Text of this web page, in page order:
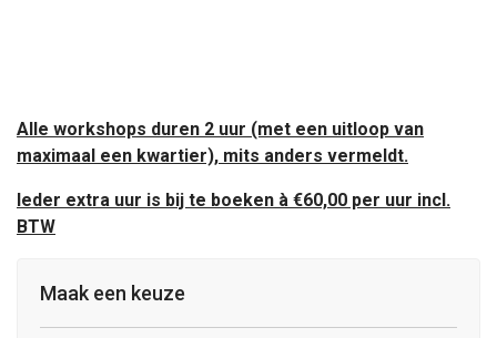
Alle workshops duren 2 uur (met een uitloop van
maximaal een kwartier), mits anders vermeldt.
Ieder extra uur is bij te boeken à €60,00 per uur incl.
BTW
Maak een keuze